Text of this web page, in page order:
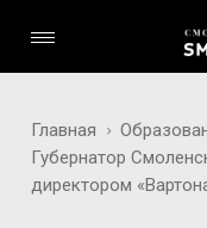
Главная
Губернатор
директором